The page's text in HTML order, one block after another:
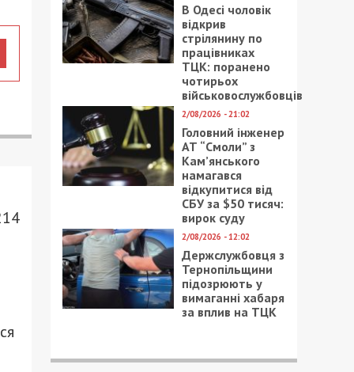
В Одесі чоловік
відкрив
стрілянину по
працівниках
ТЦК: поранено
чотирьох
військовослужбовців
2/08/2026 - 21:02
Головний інженер
АТ “Смоли” з
Кам’янського
намагався
відкупитися від
СБУ за $50 тисяч:
вирок суду
2/08/2026 - 12:02
Держслужбовця з
Тернопільщини
підозрюють у
вимаганні хабаря
за вплив на ТЦК